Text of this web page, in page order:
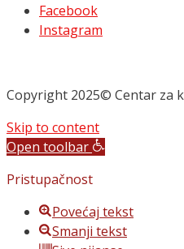
Facebook
Instagram
Copyright 2025© Centar za
Skip to content
Open toolbar
Pristupačnost
Povećaj tekst
Smanji tekst